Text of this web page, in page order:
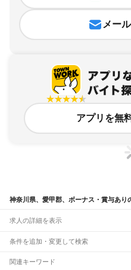
メー
アプリを無
神奈川県、愛甲郡、ボーナス・賞与あり
求人の詳細を表示
条件を追加・変更して検索
市区町村を追加・変更
関連キーワード